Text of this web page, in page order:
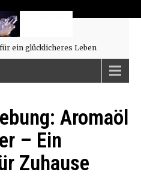
ein glücklicheres Leben
Aromaöl
– Ein
Zuhause